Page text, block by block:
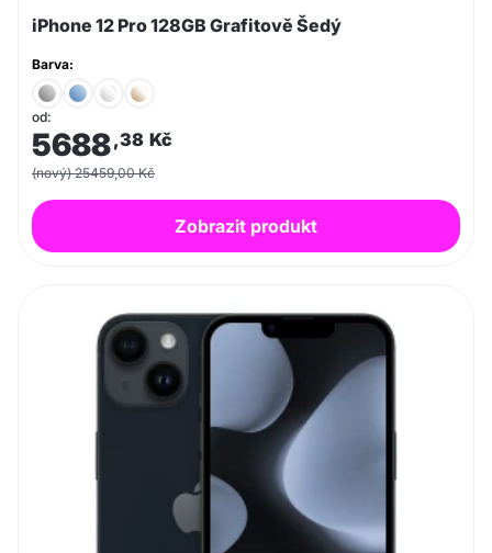
iPhone 12 Pro 128GB Grafitově Šedý
Barva:
od:
5688,38 Kč
(nový) 25459,00 Kč
Zobrazit produkt